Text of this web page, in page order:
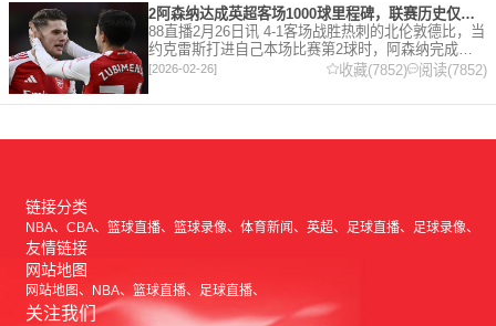
2阿森纳达成英超客场1000球里程碑，联赛历史仅次于曼联的1063球
88直播2月26日讯 4-1客场战胜热刺的北伦敦德比，当
约克雷斯打进自己本场比赛第2球时，阿森纳完成了
一项了不起的成就，枪手成为英超历史第2支在客场
打进1000球的球队，仅次于曼联的1063球。阿森纳
[2026-02-26] 收藏(7852) 阅读(7852)
链接分类
NBA CBA 篮球直播 篮球录像 体育新闻 英超 足球直播 足球录像
友情链接
网站地图
网站地图 NBA 篮球直播 足球直播
关注我们